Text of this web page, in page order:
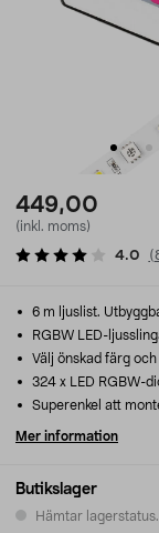
449,00
(inkl. moms)
4.0 (
Butikslager
Hämtar
6 m ljuslist.
RGBW LED-
Välj önskad färg
324 x LED RGBW-
Superenkel att
Mer information